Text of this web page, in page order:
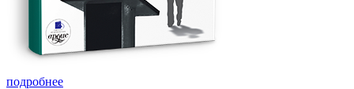
подробнее